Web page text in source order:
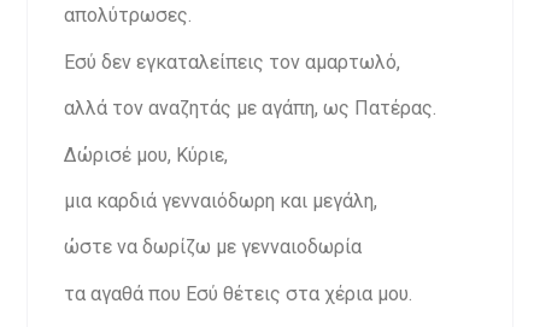
απολύτρωσες.
Εσύ δεν εγκαταλείπεις τον αμαρτωλό,
αλλά τον αναζητάς με αγάπη, ως Πατέρας.
Δώρισέ μου, Κύριε,
μια καρδιά γενναιόδωρη και μεγάλη,
ώστε να δωρίζω με γενναιοδωρία
τα αγαθά που Εσύ θέτεις στα χέρια μου.